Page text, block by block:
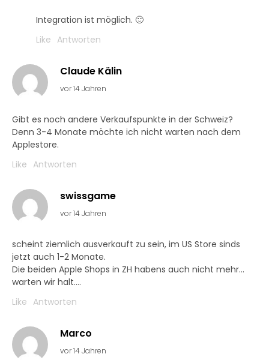
Integration ist möglich. 🙂
Like Antworten
Claude Kälin
vor 14 Jahren
Gibt es noch andere Verkaufspunkte in der Schweiz?
Denn 3-4 Monate möchte ich nicht warten nach dem
Applestore.
Like Antworten
swissgame
vor 14 Jahren
scheint ziemlich ausverkauft zu sein, im US Store sinds
jetzt auch 1-2 Monate.
Die beiden Apple Shops in ZH habens auch nicht mehr…
warten wir halt….
Like Antworten
Marco
vor 14 Jahren